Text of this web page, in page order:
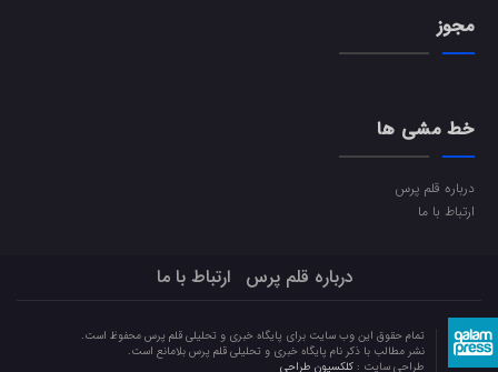
مجوز
خط مشی ها
درباره قلم پرس
ارتباط با ما
درباره قلم پرس ارتباط با ما
تمام حقوق این وب سایت برای پایگاه خبری و تحلیلی قلم پرس محفوظ است.
نشر مطالب با ذکر نام پایگاه خبری و تحلیلی قلم پرس بلامانع است.
طراحی سایت : کلکسیون طراحی